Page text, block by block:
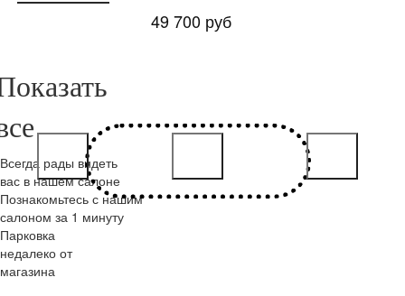
49 700 руб
Всегда рады видеть
вас в нашем салоне
Познакомьтесь с нашим
салоном за 1 минуту
Парковка
недалеко от
магазина